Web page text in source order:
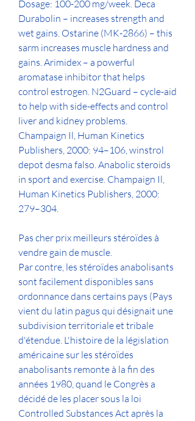
Dosage: 100-200 mg/week. Deca
Durabolin – increases strength and
wet gains. Ostarine (MK-2866) – this
sarm increases muscle hardness and
gains. Arimidex – a powerful
aromatase inhibitor that helps
control estrogen. N2Guard – cycle-aid
to help with side-effects and control
liver and kidney problems.
Champaign Il, Human Kinetics
Publishers, 2000: 94–106, winstrol
depot desma falso. Anabolic steroids
in sport and exercise. Champaign Il,
Human Kinetics Publishers, 2000:
279–304.
Pas cher prix meilleurs stéroïdes à
vendre gain de muscle.
Par contre, les stéroïdes anabolisants
sont facilement disponibles sans
ordonnance dans certains pays (Pays
vient du latin pagus qui désignait une
subdivision territoriale et tribale
d'étendue. L'histoire de la législation
américaine sur les stéroïdes
anabolisants remonte à la fin des
années 1980, quand le Congrès a
décidé de les placer sous la loi
Controlled Substances Act après la